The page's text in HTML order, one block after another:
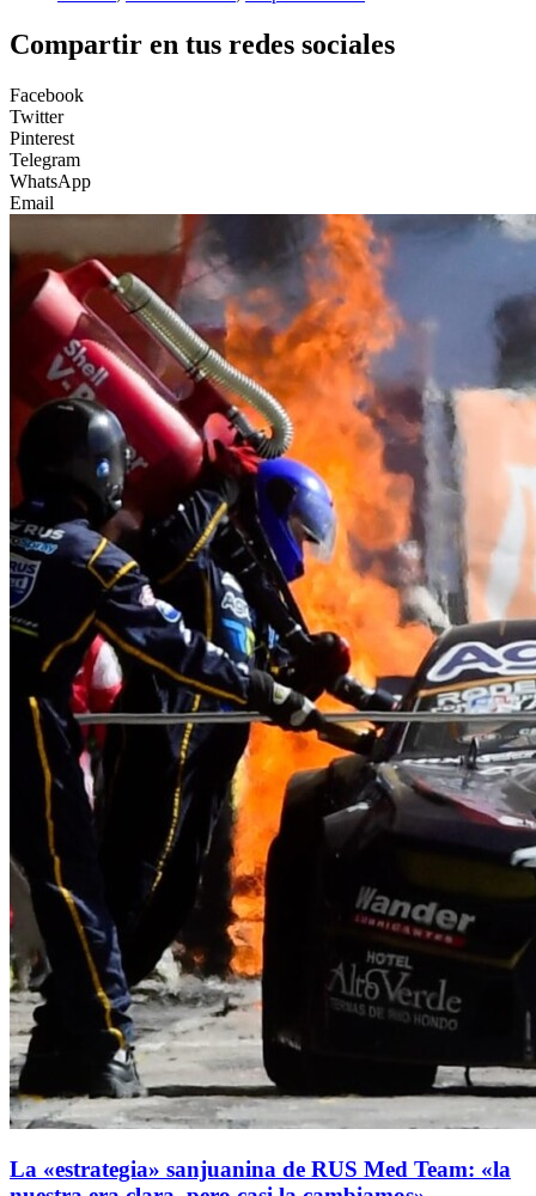
Compartir en tus redes sociales
Facebook
Twitter
Pinterest
Telegram
WhatsApp
Email
La «estrategia» sanjuanina de RUS Med Team: «la